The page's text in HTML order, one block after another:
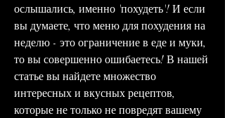
ослышались, именно 'похудеть'! И если
вы думаете, что меню для похудения на
неделю - это ограничение в еде и муки,
то вы совершенно ошибаетесь! В нашей
статье вы найдете множество
интересных и вкусных рецептов,
которые не только не повредят вашему